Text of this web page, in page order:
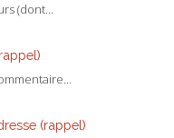
(dont...
(rappel)